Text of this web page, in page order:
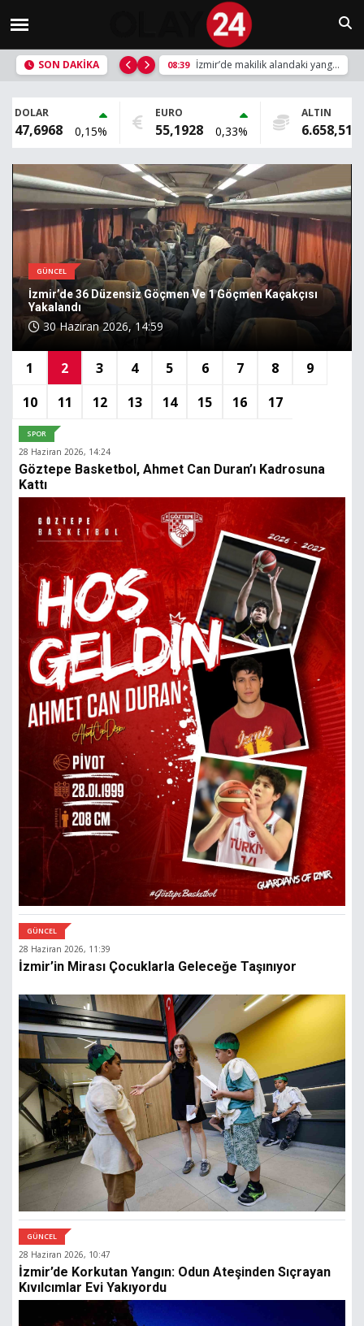
SON DAKİKA 08:39 İzmir’de makilik alandaki yangın kontrol altında
DOLAR
47,6968 0,15%
EURO
55,1928 0,33%
ALTIN
6.658,51
GÜNCEL
İzmir’de 36 Düzensiz Göçmen Ve 1 Göçmen Kaçakçısı
Yakalandı
30 Haziran 2026, 14:59
1 2 3 4 5 6 7 8
9
10
11 12 13 14 15 16 17
SPOR
28 Haziran 2026, 14:24
Göztepe Basketbol, Ahmet Can Duran’ı Kadrosuna
Kattı
GÜNCEL
28 Haziran 2026, 11:39
İzmir’in Mirası Çocuklarla Geleceğe Taşınıyor
GÜNCEL
28 Haziran 2026, 10:47
İzmir’de Korkutan Yangın: Odun Ateşinden Sıçrayan
Kıvılcımlar Evi Yakıyordu